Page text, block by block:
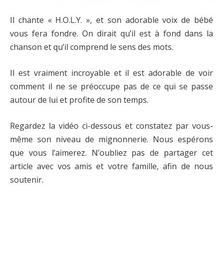
Il chante « H.O.L.Y. », et son adorable voix de bébé
vous fera fondre. On dirait qu’il est à fond dans la
chanson et qu’il comprend le sens des mots.
Il est vraiment incroyable et il est adorable de voir
comment il ne se préoccupe pas de ce qui se passe
autour de lui et profite de son temps.
Regardez la vidéo ci-dessous et constatez par vous-
même son niveau de mignonnerie. Nous espérons
que vous l’aimerez. N’oubliez pas de partager cet
article avec vos amis et votre famille, afin de nous
soutenir.